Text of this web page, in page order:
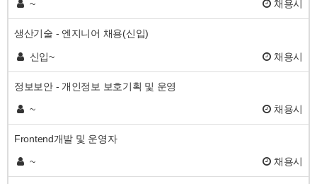
~
채용시
생산기술 - 엔지니어 채용(신입)
신입~
채용시
정보보안 - 개인정보 보호기획 및 운영
~
채용시
Frontend개발 및 운영자
~
채용시